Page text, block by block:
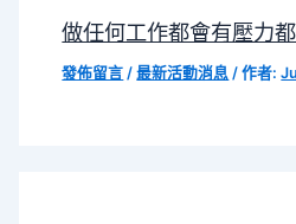
做任何工作都會有壓力
發佈留言 /最新活動消息 / 作者: